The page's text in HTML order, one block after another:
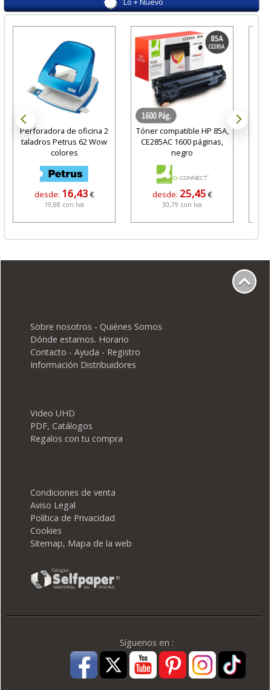
Lo + Nuevo
Perforadora de oficina 2
taladros Petrus 62 Wow
colores
desde: 16,43 €
19,88 con Iva
Tóner compatible HP 85A,
CE285AC 1600 páginas,
negro
desde: 25,45 €
30,79 con Iva
Sobre nosotros - Quiénes Somos
Dónde estamos. Horario
Contacto - Ayuda - Registro
Información Distribuidores
Video UHD
PDF, Catálogos
Regalos con tu compra
Condiciones de venta
Aviso Legal
Política de Privacidad
Cookies
Sitemap, Mapa de la web
Síguenos en :